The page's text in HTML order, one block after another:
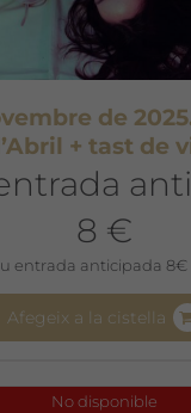
de
+ tast de
8 €
entrada anticipada 8€
Afegeix a la cistella
No disponible